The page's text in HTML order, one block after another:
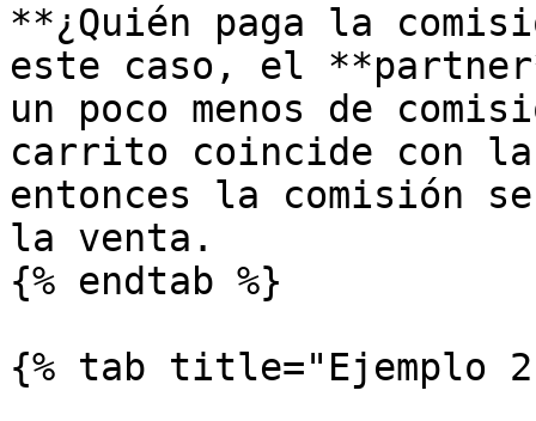
**¿Quién paga la
este caso, el
un poco menos de
carrito coincide con la
entonces la comisión
la venta.
{% endtab %}
{% tab title="Ejemplo